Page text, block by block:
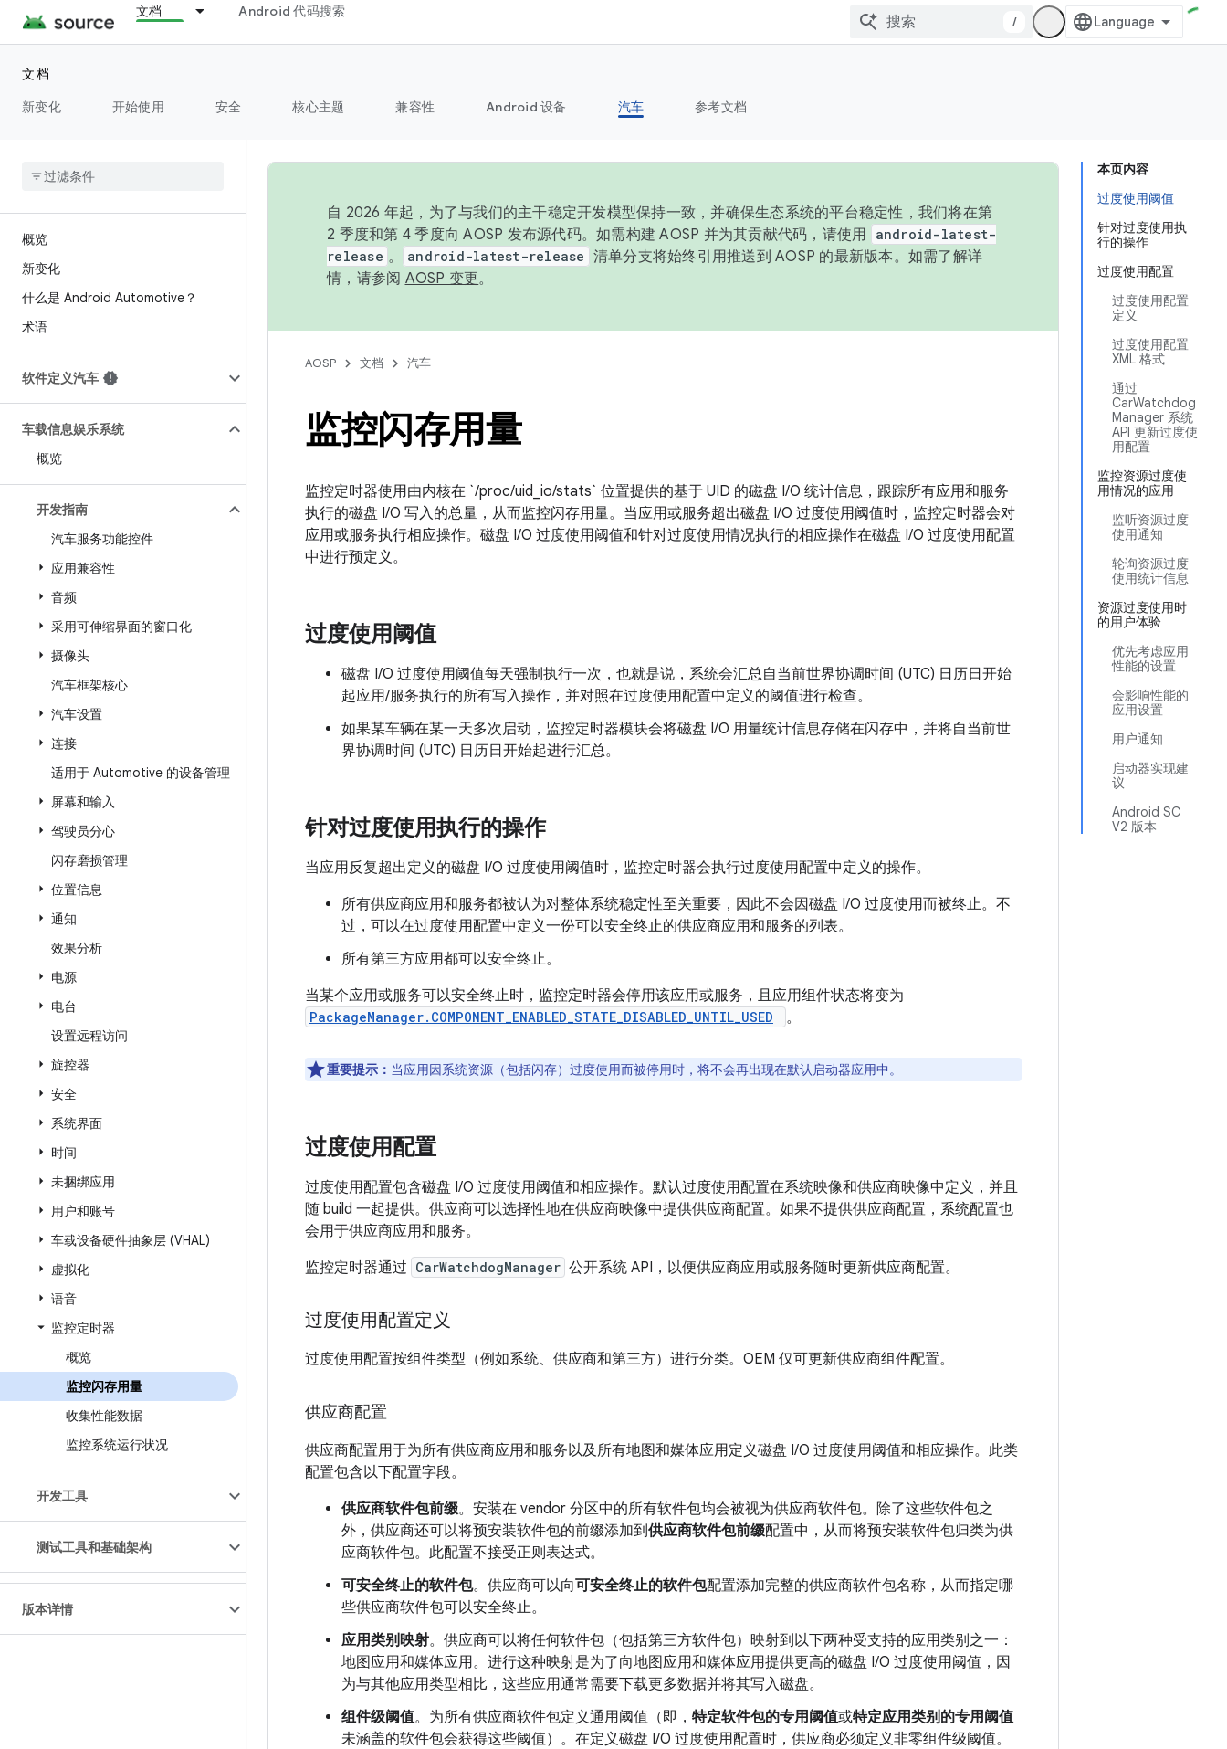
文档 Android 代码搜索
/
文档
新变化
开始使用 安全 核心主题 兼容性 Android 设备 汽车 参考文档
概览
新变化
什么是 Android Automotive？
术语
软件定义汽车
车载信息娱乐系统
概览
开发指南
汽车服务功能控件
应用兼容性
音频
采用可伸缩界面的窗口化
摄像头
汽车框架核心
汽车设置
连接
适用于 Automotive 的设备管理
屏幕和输入
驾驶员分心
闪存磨损管理
位置信息
通知
效果分析
电源
电台
设置远程访问
旋控器
安全
系统界面
时间
未捆绑应用
用户和账号
车载设备硬件抽象层 (VHAL)
虚拟化
语音
监控定时器
概览
监控闪存用量
收集性能数据
监控系统运行状况
开发工具
测试工具和基础架构
版本详情
本页内容
过度使用阈值
针对过度使用执
行的操作
过度使用配置
过度使用配置
定义
过度使用配置
XML 格式
通过
CarWatchdog
Manager 系统
API 更新过度使
用配置
监控资源过度使
用情况的应用
监听资源过度
使用通知
轮询资源过度
使用统计信息
资源过度使用时
的用户体验
优先考虑应用
性能的设置
会影响性能的
应用设置
用户通知
启动器实现建
议
Android SC
V2 版本
自 2026 年起，为了与我们的主干稳定开发模型保持一致，并确保生态系统的平台稳定性，我们将在第
2 季度和第 4 季度向 AOSP 发布源代码。如需构建 AOSP 并为其贡献代码，请使用
android-latest-
release 。 android-latest-release 清单分支将始终引用推送到 AOSP 的最新版本。如需了解详
情，请参阅 AOSP 变更。
AOSP 文档 汽车
监控闪存用量
监控定时器使用由内核在 `/proc/uid_io/stats` 位置提供的基于 UID 的磁盘 I/O 统计信息，跟踪所有应用和服务
执行的磁盘 I/O 写入的总量，从而监控闪存用量。当应用或服务超出磁盘 I/O 过度使用阈值时，监控定时器会对
应用或服务执行相应操作。磁盘 I/O 过度使用阈值和针对过度使用情况执行的相应操作在磁盘 I/O 过度使用配置
中进行预定义。
过度使用阈值
磁盘 I/O 过度使用阈值每天强制执行一次，也就是说，系统会汇总自当前世界协调时间 (UTC) 日历日开始
起应用/服务执行的所有写入操作，并对照在过度使用配置中定义的阈值进行检查。
如果某车辆在某一天多次启动，监控定时器模块会将磁盘 I/O 用量统计信息存储在闪存中，并将自当前世
界协调时间 (UTC) 日历日开始起进行汇总。
针对过度使用执行的操作
当应用反复超出定义的磁盘 I/O 过度使用阈值时，监控定时器会执行过度使用配置中定义的操作。
所有供应商应用和服务都被认为对整体系统稳定性至关重要，因此不会因磁盘 I/O 过度使用而被终止。不
过，可以在过度使用配置中定义一份可以安全终止的供应商应用和服务的列表。
所有第三方应用都可以安全终止。
当某个应用或服务可以安全终止时，监控定时器会停用该应用或服务，且应用组件状态将变为
PackageManager.COMPONENT_ENABLED_STATE_DISABLED_UNTIL_USED 。
重要提示： 当应用因系统资源（包括闪存）过度使用而被停用时，将不会再出现在默认启动器应用中。
过度使用配置
过度使用配置包含磁盘 I/O 过度使用阈值和相应操作。默认过度使用配置在系统映像和供应商映像中定义，并且
随 build 一起提供。供应商可以选择性地在供应商映像中提供供应商配置。如果不提供供应商配置，系统配置也
会用于供应商应用和服务。
监控定时器通过 CarWatchdogManager 公开系统 API，以便供应商应用或服务随时更新供应商配置。
过度使用配置定义
过度使用配置按组件类型（例如系统、供应商和第三方）进行分类。OEM 仅可更新供应商组件配置。
供应商配置
供应商配置用于为所有供应商应用和服务以及所有地图和媒体应用定义磁盘 I/O 过度使用阈值和相应操作。此类
配置包含以下配置字段。
供应商软件包前缀。安装在 vendor 分区中的所有软件包均会被视为供应商软件包。除了这些软件包之
外，供应商还可以将预安装软件包的前缀添加到供应商软件包前缀配置中，从而将预安装软件包归类为供
应商软件包。此配置不接受正则表达式。
可安全终止的软件包。供应商可以向可安全终止的软件包配置添加完整的供应商软件包名称，从而指定哪
些供应商软件包可以安全终止。
应用类别映射。供应商可以将任何软件包（包括第三方软件包）映射到以下两种受支持的应用类别之一：
地图应用和媒体应用。进行这种映射是为了向地图应用和媒体应用提供更高的磁盘 I/O 过度使用阈值，因
为与其他应用类型相比，这些应用通常需要下载更多数据并将其写入磁盘。
组件级阈值。为所有供应商软件包定义通用阈值（即， 特定软件包的专用阈值或特定应用类别的专用阈值
未涵盖的软件包会获得这些阈值）。在定义磁盘 I/O 过度使用配置时，供应商必须定义非零组件级阈值。